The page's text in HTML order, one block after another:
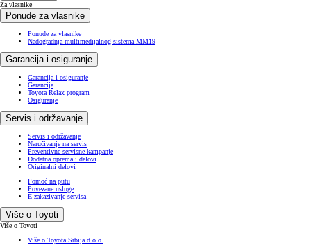
Za vlasnike
Ponude za vlasnike
Ponude za vlasnike
Nadogradnja multimedijalnog sistema MM19
Garancija i osiguranje
Garancija i osiguranje
Garancija
Toyota Relax program
Osiguranje
Servis i održavanje
Servis i održavanje
Naručivanje na servis
Preventivne servisne kampanje
Dodatna oprema i delovi
Originalni delovi
Pomoć na putu
Povezane usluge
E-zakazivanje servisa
Više o Toyoti
Više o Toyoti
Više o Toyota Srbija d.o.o.